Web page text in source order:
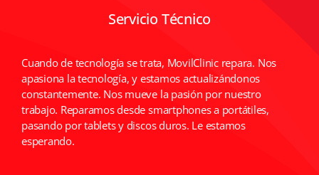
Servicio Técnico
Cuando de tecnología se trata, MovilClinic repara. Nos
apasiona la tecnología, y estamos actualizándonos
constantemente. Nos mueve la pasión por nuestro
trabajo. Reparamos desde smartphones a portátiles,
pasando por tablets y discos duros. Le estamos
esperando.